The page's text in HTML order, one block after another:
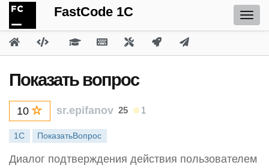
FastCode 1C
Показать вопрос
10 sr.epifanov 25 1
1С ПоказатьВопрос
Диалог подтверждения действия пользователем